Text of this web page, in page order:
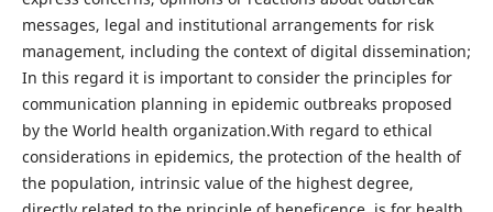
messages, legal and institutional arrangements for risk
management, including the context of digital dissemination;
In this regard it is important to consider the principles for
communication planning in epidemic outbreaks proposed
by the World health organization.With regard to ethical
considerations in epidemics, the protection of the health of
the population, intrinsic value of the highest degree,